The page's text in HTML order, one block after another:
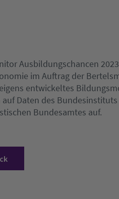
Ausbildungschancen
im Auftrag der
entwickeltes
auf Daten des
Bundesamtes auf.